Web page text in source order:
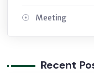
Meeting
Recent